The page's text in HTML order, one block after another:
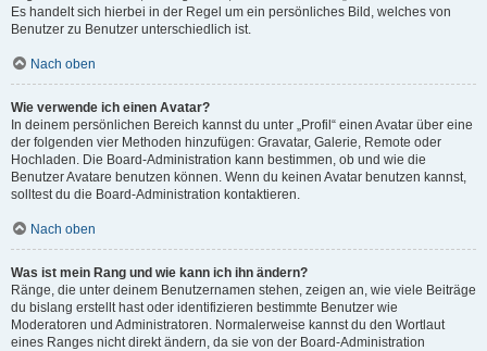
Es handelt sich hierbei in der Regel um ein persönliches Bild, welches von
Benutzer zu Benutzer unterschiedlich ist.
Nach oben
Wie verwende ich einen Avatar?
In deinem persönlichen Bereich kannst du unter „Profil“ einen Avatar über eine
der folgenden vier Methoden hinzufügen: Gravatar, Galerie, Remote oder
Hochladen. Die Board-Administration kann bestimmen, ob und wie die
Benutzer Avatare benutzen können. Wenn du keinen Avatar benutzen kannst,
solltest du die Board-Administration kontaktieren.
Nach oben
Was ist mein Rang und wie kann ich ihn ändern?
Ränge, die unter deinem Benutzernamen stehen, zeigen an, wie viele Beiträge
du bislang erstellt hast oder identifizieren bestimmte Benutzer wie
Moderatoren und Administratoren. Normalerweise kannst du den Wortlaut
eines Ranges nicht direkt ändern, da sie von der Board-Administration